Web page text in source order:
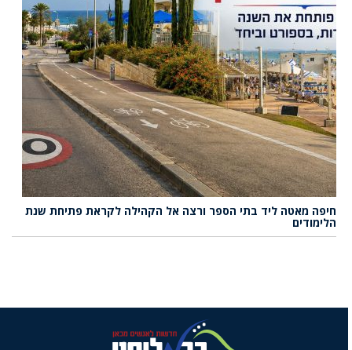
חיפה מאטה ליד בתי הספר ורצה אל הקהילה לקראת פתיחת שנת
הלימודים